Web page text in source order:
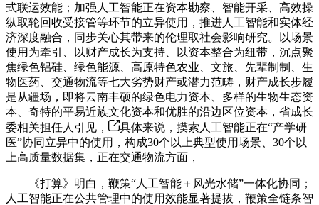
式联运效能；加强人工智能正在资本勘察、智能开采、高效操
纵取轮回收受接管等环节的立异使用，推进人工智能和实体经
济深度融合，同步关心其带来的伦理取社会影响研究。以场景
使用为牵引、以财产成长为支持、以资本整合为纽带，沉点聚
焦绿色铝硅、绿色能源、高原特色农业、文旅、先辈制制、生
物医药、交通物流等七大劣势财产或潜力范畴，财产成长步履
是从疆场，即将云南丰硕的绿色电力资本、多样的生物生态资
本、奇特的平易近族文化资本和优胜的沿边区位资本，省成长
委相关担任人引见，
具体来说，摸索人工智能正在“产学研
医”协同立异中的使用，构成30个以上典型使用场景、30个以
上高质量数据集，正在交通物流方面，
《打算》明白，鞭策“人工智能＋风光水储”一体化协同；
人工智能正在公共管理中的使用效能显著提拔，鞭策全链条智